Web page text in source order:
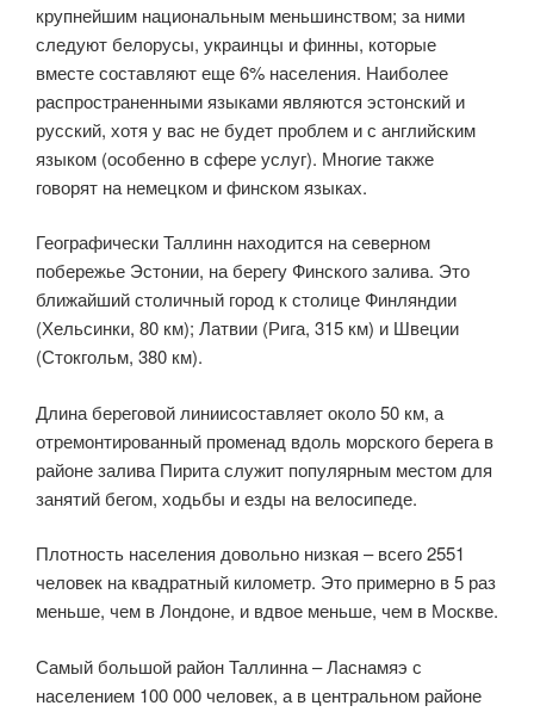
крупнейшим национальным меньшинством; за ними
следуют белорусы, украинцы и финны, которые
вместе составляют еще 6% населения. Наиболее
распространенными языками являются эстонский и
русский, хотя у вас не будет проблем и с английским
языком (особенно в сфере услуг). Многие также
говорят на немецком и финском языках.
Географически Таллинн находится на северном
побережье Эстонии, на берегу Финского залива. Это
ближайший столичный город к столице Финляндии
(Хельсинки, 80 км); Латвии (Рига, 315 км) и Швеции
(Стокгольм, 380 км).
Длина береговой линиисоставляет около 50 км, а
отремонтированный променад вдоль морского берега в
районе залива Пирита служит популярным местом для
занятий бегом, ходьбы и езды на велосипеде.
Плотность населения довольно низкая – всего 2551
человек на квадратный километр. Это примерно в 5 раз
меньше, чем в Лондоне, и вдвое меньше, чем в Москве.
Самый большой район Таллинна – Ласнамяэ с
населением 100 000 человек, а в центральном районе